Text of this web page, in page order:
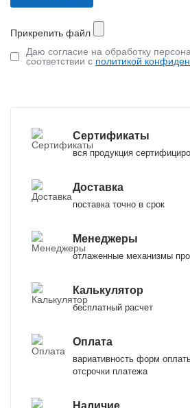
Прикрепить файл
Даю согласие на обработку
соответствии с политикой
Сертификаты
вся продукция
Доставка
поставка точно в срок
Менеджеры
отлаженные механизмы
Калькулятор
бесплатный расчет
Оплата
вариативность форм
отсрочки платежа
Наличие